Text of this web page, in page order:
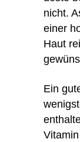
nicht.
einer
Haut
Ein